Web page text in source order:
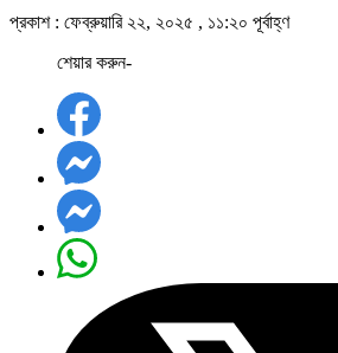
প্রকাশ : ফেব্রুয়ারি ২২, ২০২৫ , ১১:২০ পূর্বাহ্ণ
শেয়ার করুন-